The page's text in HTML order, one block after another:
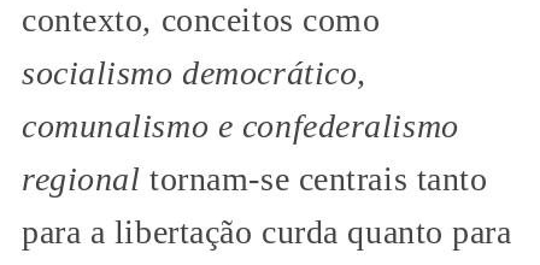
contexto, conceitos como
socialismo democrático,
comunalismo e confederalismo
regional tornam-se centrais tanto
para a libertação curda quanto para